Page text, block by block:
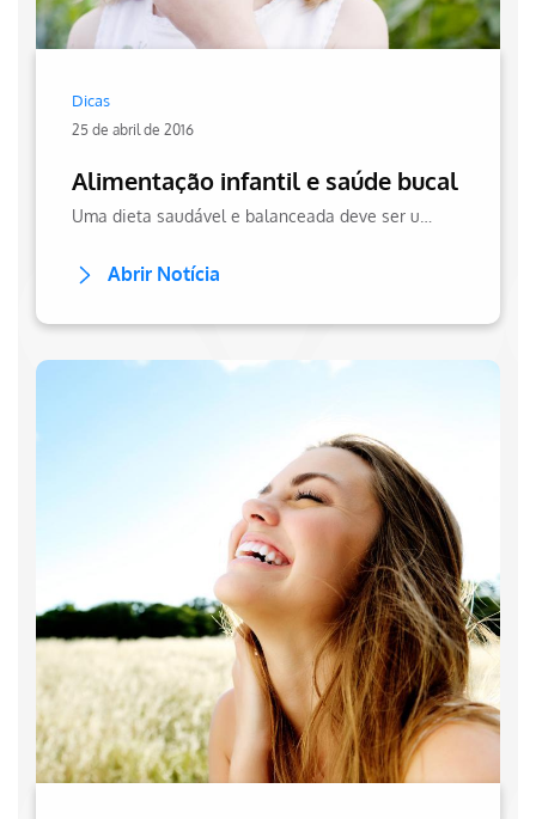
Dicas
25 de abril de 2016
Alimentação infantil e saúde bucal
Abrir Notícia